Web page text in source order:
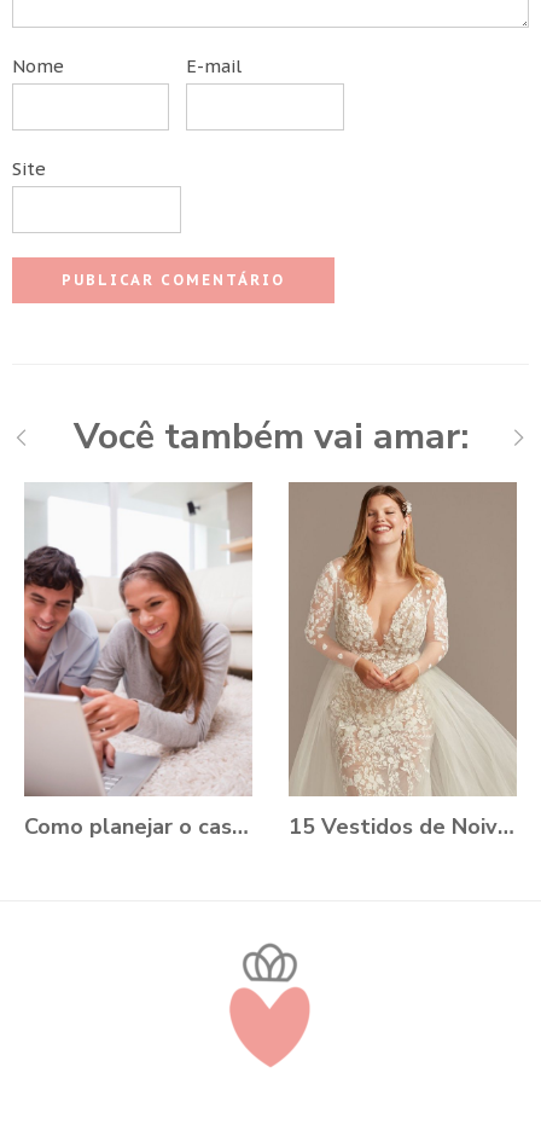
Nome E-mail
Site
Você também vai amar:
Como planejar o casamento durante a Pandemia? 15 Vestidos de Noiva Plus Size para você se apaixonar